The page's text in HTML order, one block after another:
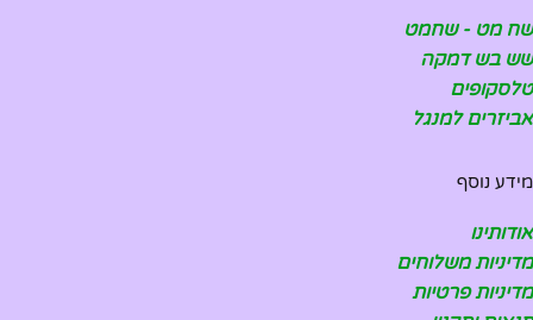
שח מט - שחמט
שש בש דמקה
טלסקופים
אביזרים למנגל
מידע נוסף
אודותינו
מדיניות משלוחים
מדיניות פרטיות